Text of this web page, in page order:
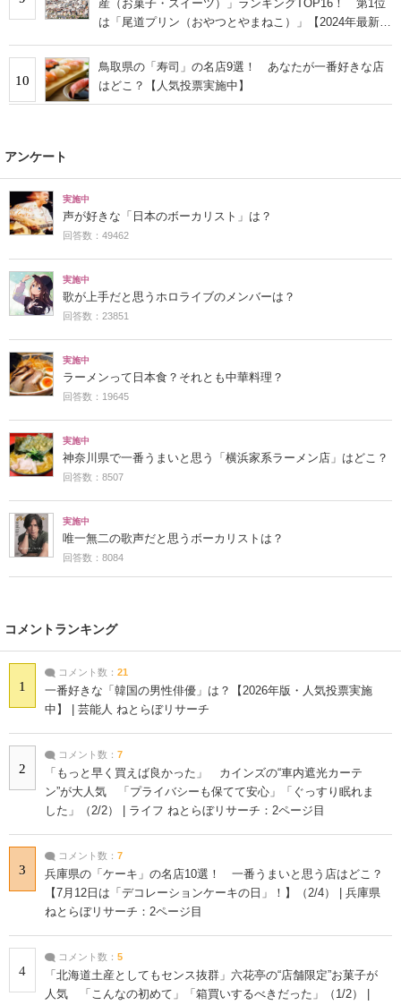
産（お菓子・スイーツ）」ランキングTOP16！ 第1位
は「尾道プリン（おやつとやまねこ）」【2024年最新調
10
鳥取県の「寿司」の名店9選！ あなたが一番好きな店
はどこ？【人気投票実施中】
アンケート
実施中
声が好きな「日本のボーカリスト」は？
回答数：49462
実施中
歌が上手だと思うホロライブのメンバーは？
回答数：23851
実施中
ラーメンって日本食？それとも中華料理？
回答数：19645
実施中
神奈川県で一番うまいと思う「横浜家系ラーメン店」はどこ？
回答数：8507
実施中
唯一無二の歌声だと思うボーカリストは？
回答数：8084
コメントランキング
1
コメント数： 21
一番好きな「韓国の男性俳優」は？【2026年版・人気投票実施
中】 | 芸能人 ねとらぼリサーチ
2
コメント数： 7
「もっと早く買えば良かった」 カインズの“車内遮光カーテ
ン”が大人気 「プライバシーも保てて安心」「ぐっすり眠れま
した」（2/2） | ライフ ねとらぼリサーチ：2ページ目
3
コメント数： 7
兵庫県の「ケーキ」の名店10選！ 一番うまいと思う店はどこ？
【7月12日は「デコレーションケーキの日」！】（2/4） | 兵庫県
ねとらぼリサーチ：2ページ目
4
コメント数： 5
「北海道土産としてもセンス抜群」六花亭の“店舗限定”お菓子が
人気 「こんなの初めて」「箱買いするべきだった」（1/2） |